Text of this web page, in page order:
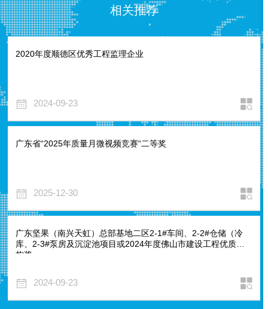
相关推荐
2020年度顺德区优秀工程监理企业
2024-09-23
广东省“2025年质量月微视频竞赛“二等奖
2025-12-30
广东坚果（南兴天虹）总部基地二区2-1#车间、2-2#仓储（冷
库、2-3#泵房及沉淀池项目或2024年度佛山市建设工程优质结
构奖
2024-09-23